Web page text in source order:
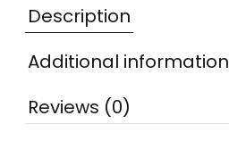
Description
Additional information
Reviews (0)